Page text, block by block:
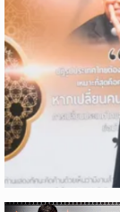
ข่าว
ฟุตบอล
ต่าง
ประเทศ
ข่าว
NBA
ข่าว
NFL